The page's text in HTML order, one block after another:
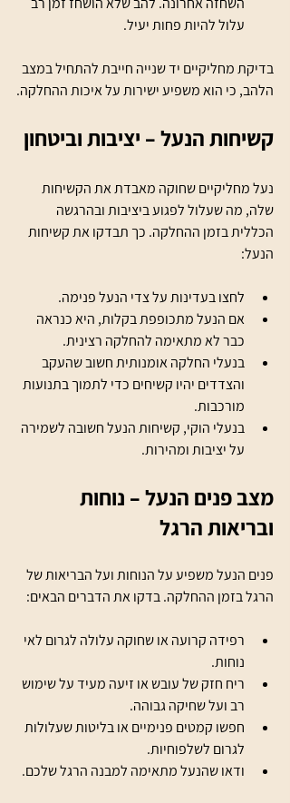
עלול להיות פחות יעיל.
בדיקת מחליקיים יד שנייה חייבת להתחיל במצב
הלהב, כי הוא משפיע ישירות על איכות ההחלקה.
קשיחות הנעל – יציבות וביטחון
נעל מחליקיים שחוקה מאבדת את הקשיחות
שלה, מה שעלול לפגוע ביציבות ובהרגשה
הכללית בזמן ההחלקה. כך תבדקו את קשיחות
הנעל:
לחצו בעדינות על צדי הנעל פנימה.
אם הנעל מתכופפת בקלות, היא כנראה
כבר לא מתאימה להחלקה רצינית.
בנעלי החלקה אומנותית חשוב שהעקב
והצדדים יהיו קשיחים כדי לתמוך בתנועות
מורכבות.
בנעלי הוקי, קשיחות הנעל חשובה לשמירה
על יציבות ומהירות.
מצב פנים הנעל – נוחות
ובריאות הרגל
פנים הנעל משפיע על הנוחות ועל הבריאות של
הרגל בזמן ההחלקה. בדקו את הדברים הבאים:
רפידה קרועה או שחוקה עלולה לגרום לאי
נוחות.
ריח חזק של עובש או זיעה מעיד על שימוש
רב ועל שחיקה גבוהה.
חפשו קמטים פנימיים או בליטות שעלולות
לגרום לשלפוחיות.
ודאו שהנעל מתאימה למבנה הרגל שלכם.